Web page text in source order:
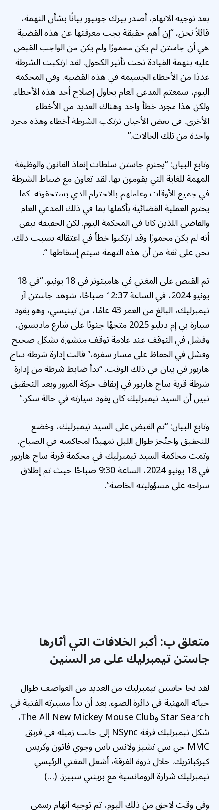
بعد توجيه الاتهام، أصدر بيرك جونيور بيانًا بشأن التهمة،
قائلاًنحن،“إن أهم حقيقة يجب معرفتها عن هذه القضية
هي أن جاستن لم يكن مخمورًا ولم يكن من الواجب القبض
عليه بتهمة القيادة تحت تأثير الكحول. لقد ارتكبت الشرطة
عددًا من الأخطاء الجسيمة في هذه القضية. وفي المحكمة
اليوم، سمعتم المدعي العام يحاول إصلاح أحد هذه الأخطاء.
ولكن هذا مجرد خطأ واحد وهناك العديد من الأخطاء
الأخرى. في بعض الأحيان ترتكب الشرطة أخطاء وهذه مجرد
واحدة من تلك الحالات.”
وتابع البيان: “يحترم جاستن سلطات إنفاذ القانون والوظيفة
المهمة للغاية التي يقومون بها. لقد تعاون مع ضباط الشرطة
في جميع الأوقات وعاملهم بالاحترام الذي يستحقونه. كما
يحترم العملية القضائية بأكملها بما في ذلك المدعي العام
والقاضي اللذين كانا في المحكمة اليوم. لكن الحقيقة تبقى
أنه لم يكن مخمورًا وقد ارتكبوا خطأ في اعتقاله بسبب ذلك.
نحن على ثقة من أن هذه التهمة سيتم إسقاطها “.
تم القبض على المغني في هامبتونز في 18 يونيو. “في 18
يونيو 2024، في الساعة 12:37 صباحًا، شوهد جاستن آر
تيمبرليك، البالغ من العمر 43 عامًا، من تينيسي، وهو يقود
سيارة بي إم دبليو 2025 متجهًا جنوبًا على شارع ماديسون،
وفشل في التوقف عند علامة توقف منشورة بشكل صحيح
وفشل في الحفاظ على مسار سفره،” قالت إدارة شرطة ساج
هاربور في بيان في ذلك الوقت. “بدأ ضابط شرطة من إدارة
شرطة قرية ساج هاربور في إيقاف حركة المرور وبعد التحقيق
تبين أن السيد تيمبرليك كان يقود سيارته في حالة سكر.”
وتابع البيان: “تم القبض على السيد تيمبرليك، وخضع
للتحقيق واحتُجز طوال الليل تمهيدًا لمحاكمته في الصباح.
وتمت محاكمة السيد تيمبرليك في محكمة قرية ساج هاربور
في 18 يونيو 2024، الساعة 9:30 صباحًا حيث تم إطلاق
سراحه على مسؤوليته الخاصة”.
متعلق ب:أكبر الخلافات التي أثارها
جاستن تيمبرليك على مر السنين
لقد نجا جاستن تيمبرليك من العديد من العواصف طوال
حياته المهنية في دائرة الضوء. بعد أن بدأ مسيرته الفنية في
Star Search وThe All New Mickey Mouse Club،
شكل تيمبرليك فرقة NSync إلى جانب زميله في فريق
MMC جي سي تشيز ولانس باس وجوي فاتون وكريس
كيركباتريك. خلال ذروة الفرقة، أشعل المغني الرئيسي
تيمبرليك شرارة الرومانسية مع بريتني سبيرز. (…)
وفي وقت لاحق من ذلك اليوم، تم توجيه اتهام رسمي